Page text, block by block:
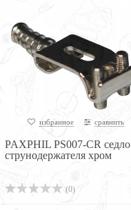
избранное сравнить
PAXPHIL PS007-CR седло
струнодержателя хром
(0)